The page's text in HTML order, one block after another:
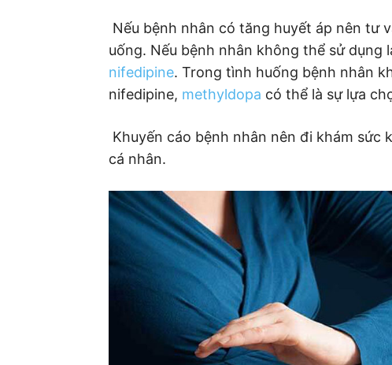
 Nếu bệnh nhân có tăng huyết áp nên
uống. Nếu bệnh nhân không thể sử
nifedipine. Trong tình huống bệnh nhân
nifedipine, methyldopa có thể là sự lựa
 Khuyến cáo bệnh nhân nên đi khám
cá nhân.